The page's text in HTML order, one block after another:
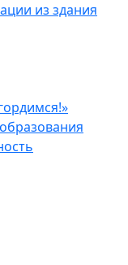
из здания